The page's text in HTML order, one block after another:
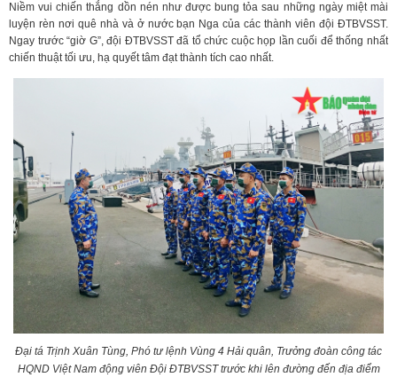
Niềm vui chiến thắng dồn nén như được bung tỏa sau những ngày miệt mài
luyện rèn nơi quê nhà và ở nước bạn Nga của các thành viên đội ĐTBVSST.
Ngay trước “giờ G”, đội ĐTBVSST đã tổ chức cuộc họp lần cuối để thống nhất
chiến thuật tối ưu, hạ quyết tâm đạt thành tích cao nhất.
Đại tá Trịnh Xuân Tùng, Phó tư lệnh Vùng 4 Hải quân, Trưởng đoàn công tác
HQND Việt Nam động viên Đội ĐTBVSST trước khi lên đường đến địa điểm